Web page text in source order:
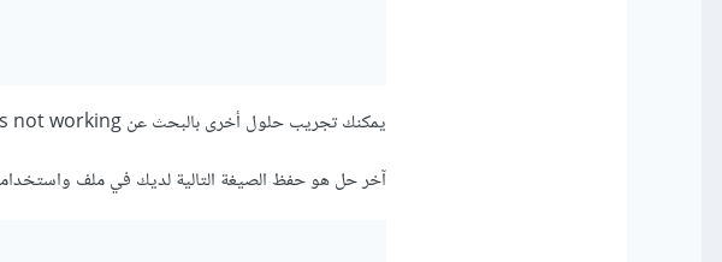
يمكنك تجريب حلول أخرى بالبحث عن Visual Studio Code user snippets not working
آخر حل هو حفظ الصيغة التالية لديك في ملف